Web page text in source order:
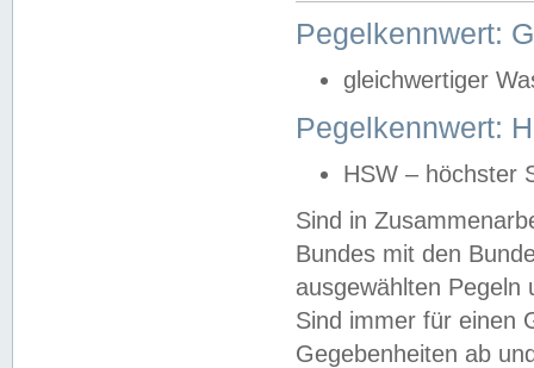
Pegelkennwert:
gleichwertiger
Pegelkennwert:
HSW – höchster
Sind in
Bundes mit den
ausgewählten
Sind immer für einen
Gegebenheiten ab